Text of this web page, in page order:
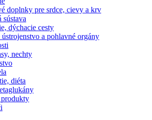
doplnky pre srdce, cievy a krv
sústava
dýchacie cesty
a pohlavné orgány
nechty
diéta